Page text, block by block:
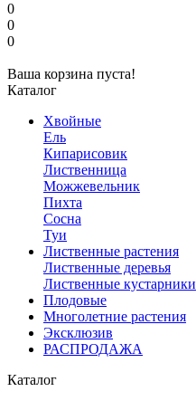
0
0
0
Ваша корзина пуста!
Каталог
Хвойные
Ель
Кипарисовик
Лиственница
Можжевельник
Пихта
Сосна
Туи
Лиственные растения
Лиственные деревья
Лиственные кустарники
Плодовые
Многолетние растения
Эксклюзив
РАСПРОДАЖА
Каталог